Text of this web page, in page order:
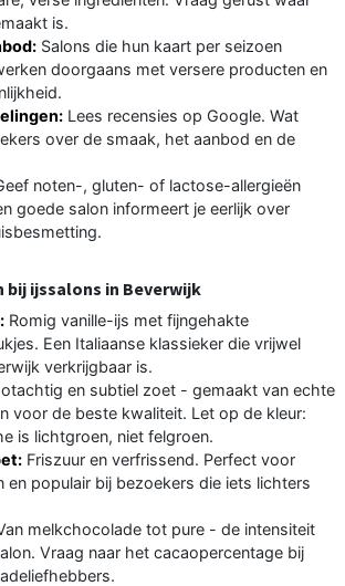
is.
Salons die hun kaart per seizoen
doorgaans met versere producten en
Lees recensies op Google. Wat
over de smaak, het aanbod en de
noten-, gluten- of lactose-allergieën
goede salon informeert je eerlijk over
bij ijssalons in Beverwijk
Romig vanille-ijs met fijngehakte
Een Italiaanse klassieker die vrijwel
verkrijgbaar is.
en subtiel zoet - gemaakt van echte
voor de beste kwaliteit. Let op de kleur:
is lichtgroen, niet felgroen.
Friszuur en verfrissend. Perfect voor
en populair bij bezoekers die iets lichters
melkchocolade tot pure - de intensiteit
Vraag naar het cacaopercentage bij